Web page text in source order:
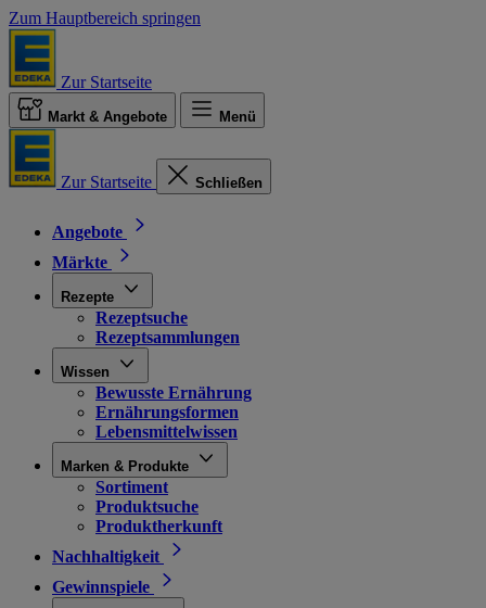
Zum Hauptbereich springen
Zur Startseite
Markt & Angebote Menü
Zur Startseite Schließen
Angebote
Märkte
Rezepte
Rezeptsuche
Rezeptsammlungen
Wissen
Bewusste Ernährung
Ernährungsformen
Lebensmittelwissen
Marken & Produkte
Sortiment
Produktsuche
Produktherkunft
Nachhaltigkeit
Gewinnspiele